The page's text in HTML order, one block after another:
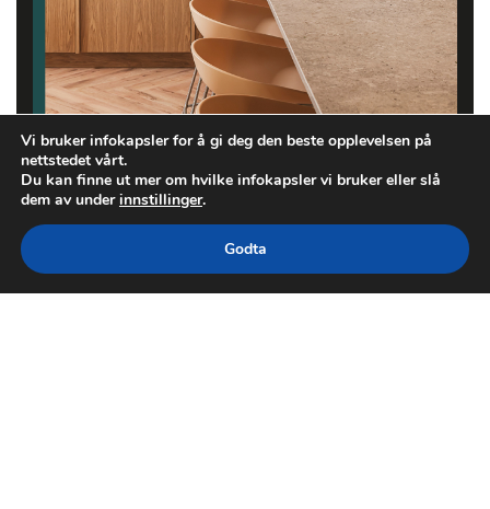
Vi bruker infokapsler for å gi deg den beste opplevelsen på
nettstedet vårt.
Du kan finne ut mer om hvilke infokapsler vi bruker eller slå
dem av underinnstillinger.
Godta